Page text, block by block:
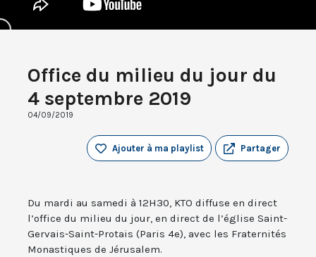
Office du milieu du jour du
4 septembre 2019
04/09/2019
Partager
Ajouter à ma playlist
Du mardi au samedi à 12H30, KTO diffuse en direct
l’office du milieu du jour, en direct de l’église Saint-
Gervais-Saint-Protais (Paris 4e), avec les Fraternités
Monastiques de Jérusalem.